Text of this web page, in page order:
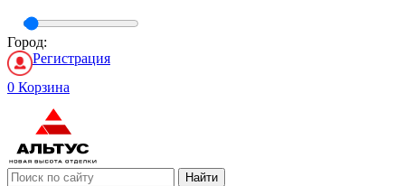
Город:
Регистрация
0 Корзина
Найти